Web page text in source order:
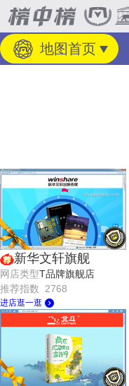
地图首页
新华文轩旗舰
网店类型T品牌旗舰店
推荐指数 2768
进店逛一逛